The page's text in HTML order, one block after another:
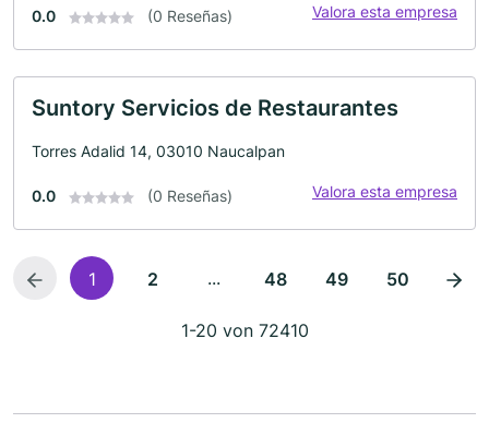
0.0 (0 Reseñas) Valora esta empresa
Suntory Servicios de Restaurantes
Torres Adalid 14, 03010 Naucalpan
0.0 (0 Reseñas) Valora esta empresa
1 2 ... 48 49 50
1-20 von 72410